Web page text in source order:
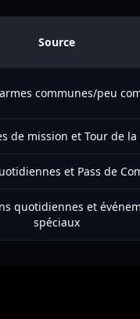
Source
communes/peu
de mission et Tour de
et Pass de
quotidiennes et
spéciaux